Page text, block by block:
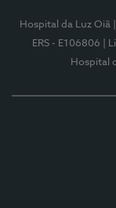
Hospital da Luz Oiã
ERS - E106806
|
Hospital